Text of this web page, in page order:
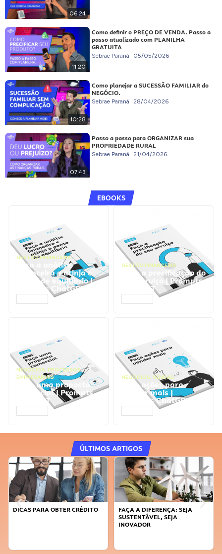
06:24
11:20
Como definir o PREÇO DE VENDA. Passo a
passo atualizado com PLANILHA
GRATUITA
Sebrae Paraná 05/05/2026
10:28
Como planejar a SUCESSÃO FAMILIAR do
NEGÓCIO.
Sebrae Paraná 28/04/2026
07:43
Passo a passo para ORGANIZAR sua
PROPRIEDADE RURAL
Sebrae Paraná 21/04/2026
EBOOKS
GESTÃO FINANCEIRA
Faça a análise
financeira e atinja o
ponto de equilíbrio |
Prompts ChatGPT
GESTÃO FINANCEIRA
Faça a precificação do
seu serviço | Prompts
ChatGPT
NEGÓCIOS, PROCESSOS
EMPRESARIAIS
Faça uma proposta
comercial | Prompts
ChatGPT
NEGÓCIOS, VENDAS
Faça ações para
vender mais |
Prompts ChatGPT
ÚLTIMOS ARTIGOS
FAÇA A DIFERENÇA: SEJA
APRENDA A GERENCIAR O SEU
TEMPO